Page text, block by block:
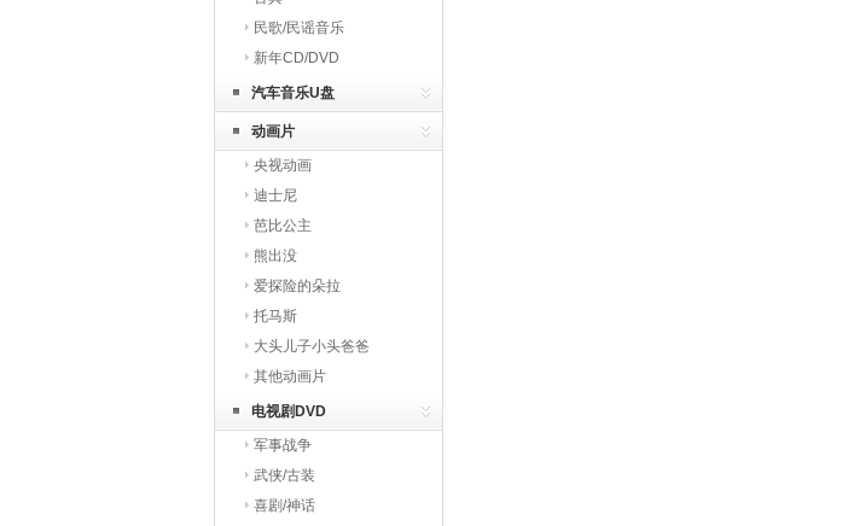
民歌/民谣音乐
新年CD/DVD
汽车音乐U盘
动画片
央视动画
迪士尼
芭比公主
熊出没
爱探险的朵拉
托马斯
大头儿子小头爸爸
其他动画片
电视剧DVD
军事战争
武侠/古装
喜剧/神话